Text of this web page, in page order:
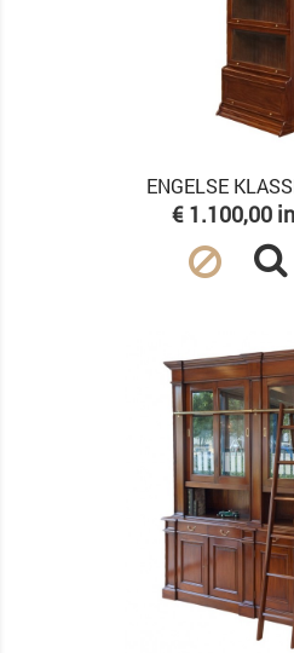
ENGELSE
Prijs
€ 1.100,00